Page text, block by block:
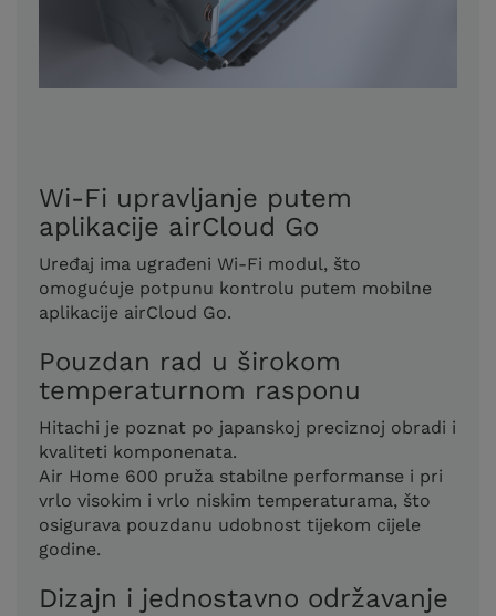
Wi-Fi upravljanje putem
aplikacije airCloud Go
Uređaj ima ugrađeni Wi-Fi modul, što
omogućuje potpunu kontrolu putem mobilne
aplikacije airCloud Go.
Pouzdan rad u širokom
temperaturnom rasponu
Hitachi je poznat po japanskoj preciznoj obradi i
kvaliteti komponenata.
Air Home 600 pruža stabilne performanse i pri
vrlo visokim i vrlo niskim temperaturama, što
osigurava pouzdanu udobnost tijekom cijele
godine.
Dizajn i jednostavno održavanje